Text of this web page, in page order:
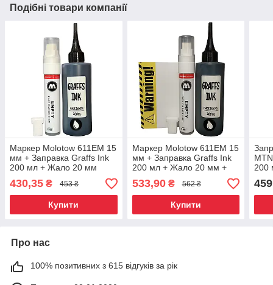
Подібні товари компанії
Маркер Molotow 611EM 15
мм + Заправка Graffs Ink
200 мл + Жало 20 мм
430,35 ₴ 453 ₴
Купити
Маркер Molotow 611EM 15
мм + Заправка Graffs Ink
200 мл + Жало 20 мм +
Стікери "Warning" 50 шт
533,90₴ 562 ₴
Купити
200
459
Про нас
100% позитивних з 615 відгуків за рік